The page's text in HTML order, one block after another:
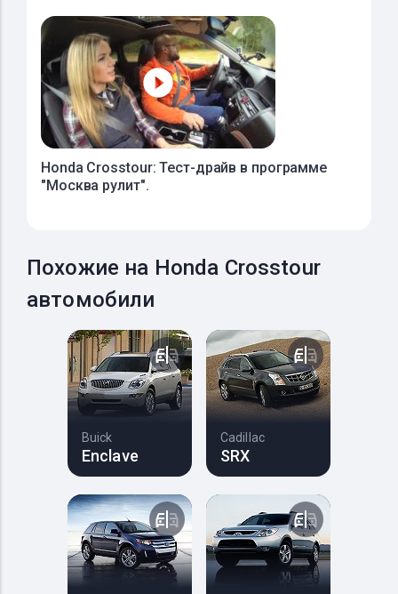
Honda Crosstour: Тест-драйв в программе
"Москва рулит".
Похожие на Honda Crosstour
автомобили
Buick
Enclave
Cadillac
SRX